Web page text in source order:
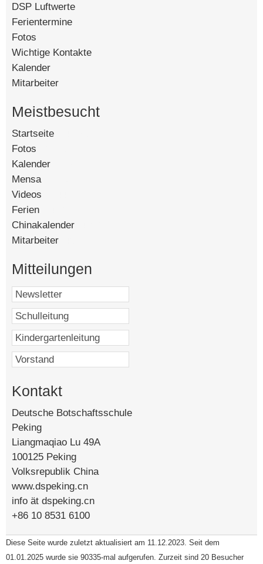
DSP Luftwerte
Ferientermine
Fotos
Wichtige Kontakte
Kalender
Mitarbeiter
Meistbesucht
Startseite
Fotos
Kalender
Mensa
Videos
Ferien
Chinakalender
Mitarbeiter
Mitteilungen
Kontakt
Deutsche Botschaftsschule
Peking
Liangmaqiao Lu 49A
100125 Peking
Volksrepublik China
www.dspeking.cn
info ät dspeking.cn
+86 10 8531 6100
Diese Seite wurde zuletzt aktualisiert am 11.12.2023. Seit dem
01.01.2025 wurde sie 90335-mal aufgerufen. Zurzeit sind 20 Besucher